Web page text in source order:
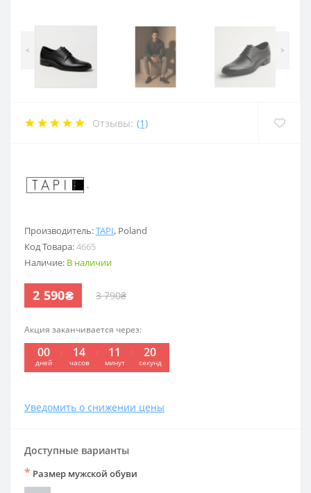
< >
Отзывы: (1)
Производитель:TAPI, Poland
Код Товара:4665
Наличие: В наличии
2 590₴ 3 790₴
Акция заканчивается через:
00
дней
: 14
часов
: 11
минут
: 20
секунд
Уведомить о снижении цены
.
Доступные варианты
* Размер мужской обуви